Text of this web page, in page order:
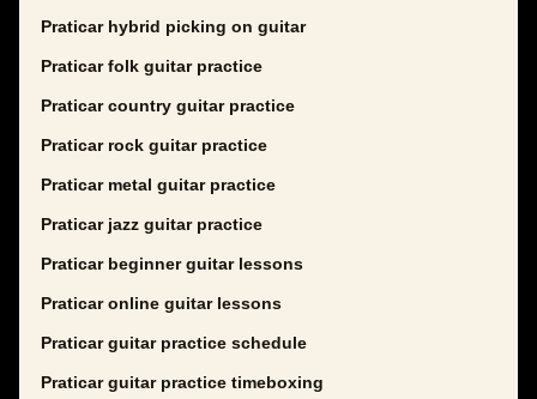
Praticar hybrid picking on guitar
Praticar folk guitar practice
Praticar country guitar practice
Praticar rock guitar practice
Praticar metal guitar practice
Praticar jazz guitar practice
Praticar beginner guitar lessons
Praticar online guitar lessons
Praticar guitar practice schedule
Praticar guitar practice timeboxing